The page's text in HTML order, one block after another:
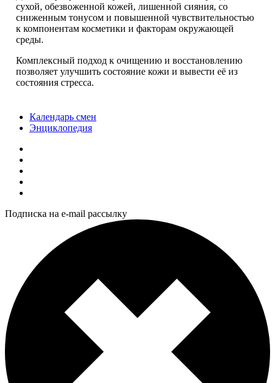
сухой, обезвоженной кожей, лишенной сияния, со
сниженным тонусом и повышенной чувствительностью
к компонентам косметики и факторам окружающей
среды.
Комплексный подход к очищению и восстановлению
позволяет улучшить состояние кожи и вывести её из
состояния стресса.
Календарь смен
Энциклопедия
Подписка на e-mail рассылку